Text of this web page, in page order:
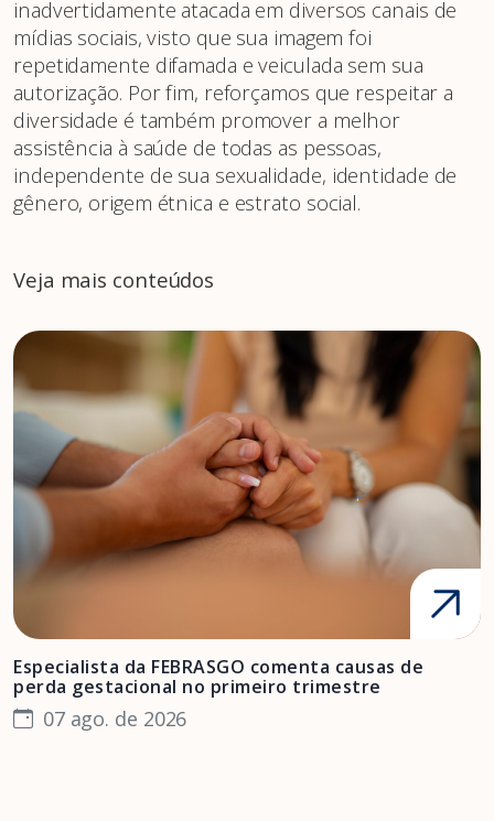
inadvertidamente atacada em diversos canais de
mídias sociais, visto que sua imagem foi
repetidamente difamada e veiculada sem sua
autorização. Por fim, reforçamos que respeitar a
diversidade é também promover a melhor
assistência à saúde de todas as pessoas,
independente de sua sexualidade, identidade de
gênero, origem étnica e estrato social.
Veja mais conteúdos
Especialista da FEBRASGO comenta causas de
perda gestacional no primeiro trimestre
07 ago. de 2026